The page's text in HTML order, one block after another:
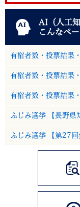
AI（人工
こんなペ
有権者数・投票結果
有権者数・投票結果
有権者数・投票結果
ふじみ選挙 【長野県
ふじみ選挙 【第27回